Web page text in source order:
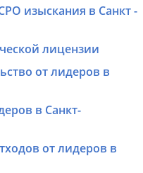
изыскания в Санкт -
лицензии
от лидеров в
в Санкт-
от лидеров в